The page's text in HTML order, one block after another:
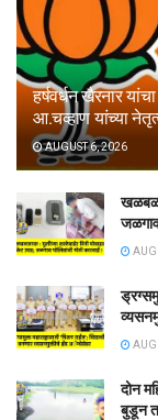
हर्षवर्धन खैरनार
आ.चव्हाण यांच्या
AUGUST 6, 2026
जळगाव
दोन
बुडून